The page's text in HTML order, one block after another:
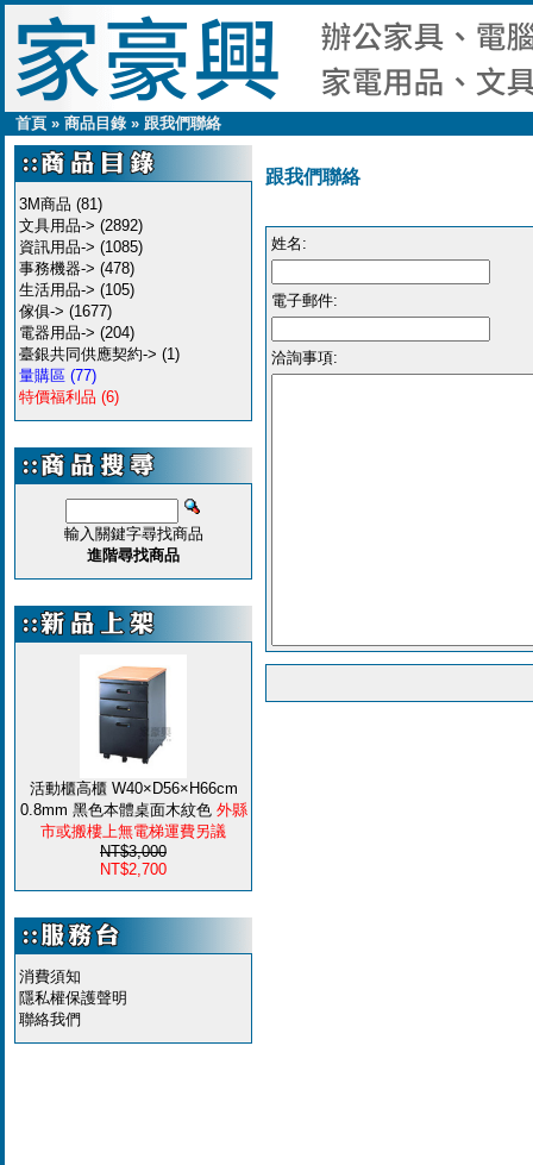
首頁 » 商品目錄» 跟我們聯絡
3M商品 (81)
文具用品-> (2892)
資訊用品-> (1085)
事務機器-> (478)
生活用品-> (105)
傢俱-> (1677)
電器用品-> (204)
臺銀共同供應契約-> (1)
量購區 (77)
特價福利品 (6)
輸入關鍵字尋找商品
進階尋找商品
活動櫃高櫃 W40×D56×H66cm
0.8mm 黑色本體桌面木紋色 外縣
市或搬樓上無電梯運費另議
NT$3,000
NT$2,700
消費須知
隱私權保護聲明
聯絡我們
跟我們聯絡
姓名:
電子郵件:
洽詢事項: